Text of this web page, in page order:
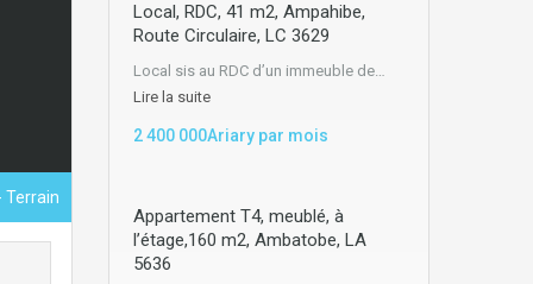
Terrain
Local, RDC, 41 m2, Ampahibe,
Route Circulaire, LC 3629
Local sis au RDC d’un immeuble de…
Lire la suite
2 400 000Ariary par mois
Appartement T4, meublé, à
l’étage,160 m2, Ambatobe, LA
5636